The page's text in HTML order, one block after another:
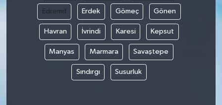
Edremit Erdek Gömeç Gönen
Havran İvrindi Karesi Kepsut
Manyas Marmara Savaştepe
Sındırgı Susurluk